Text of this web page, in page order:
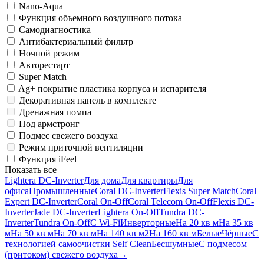
Nano-Aqua
Функция объемного воздушного потока
Самодиагностика
Антибактериальный фильтр
Ночной режим
Авторестарт
Super Match
Ag+ покрытие пластика корпуса и испарителя
Декоративная панель в комплекте
Дренажная помпа
Под армстронг
Подмес свежего воздуха
Режим приточной вентиляции
Функция iFeel
Показать все
Lightera DC-InverterДля домаДля квартирыДля
офисаПромышленныеCoral DC-InverterFlexis Super MatchCoral
Expert DC-InverterCoral On-OffCoral Telecom On-OffFlexis DC-
InverterJade DC-InverterLightera On-OffTundra DC-
InverterTundra On-OffС Wi-FiИнверторныеНа 20 кв мНа 35 кв
мНа 50 кв мНа 70 кв мНа 140 кв м2На 160 кв мБелыеЧёрныеС
технологией самоочистки Self CleanБесшумныеС подмесом
(притоком) свежего воздуха →